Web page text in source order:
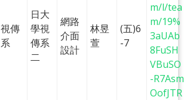
視傳
系
日大
學視
傳系
二
網路
介面
設計
林昱
萱
(五)6
-7
m/l/tea
m/19%
3aUAb
8FuSH
VBuSO
-R7Asm
OofJTR